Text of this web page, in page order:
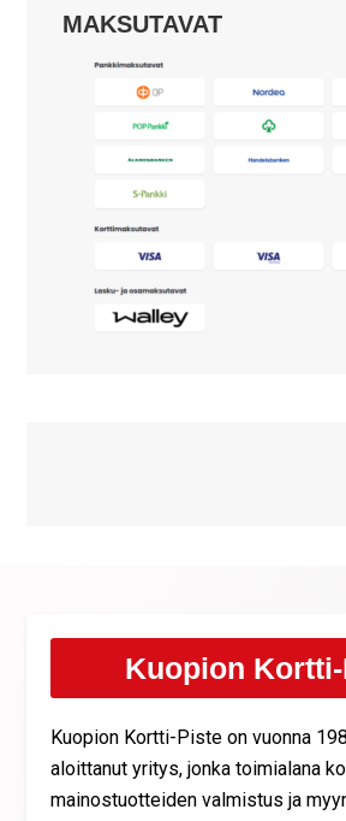
MAKSUTAVAT
Kuopion
Kuopion Kortti-Piste on vuonna
aloittanut yritys, jonka toimialana
mainostuotteiden valmistus ja